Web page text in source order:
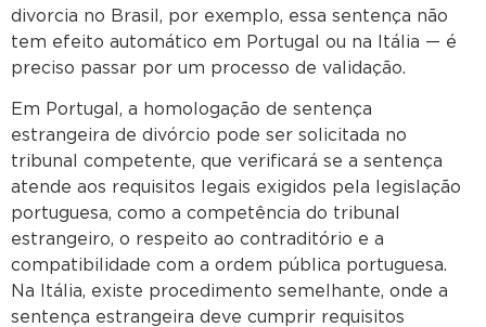
divorcia no Brasil, por exemplo, essa sentença não
tem efeito automático em Portugal ou na Itália — é
preciso passar por um processo de validação.
Em Portugal, a homologação de sentença
estrangeira de divórcio pode ser solicitada no
tribunal competente, que verificará se a sentença
atende aos requisitos legais exigidos pela legislação
portuguesa, como a competência do tribunal
estrangeiro, o respeito ao contraditório e a
compatibilidade com a ordem pública portuguesa.
Na Itália, existe procedimento semelhante, onde a
sentença estrangeira deve cumprir requisitos